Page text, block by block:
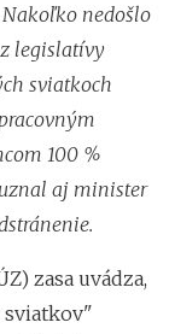
nedošlo
legislatívy
sviatkoch
100 %
aj minister
zasa uvádza,
sviatkov"